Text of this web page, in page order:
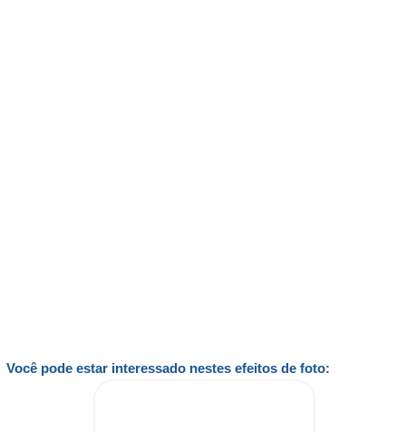
Você pode estar interessado nestes efeitos de foto: